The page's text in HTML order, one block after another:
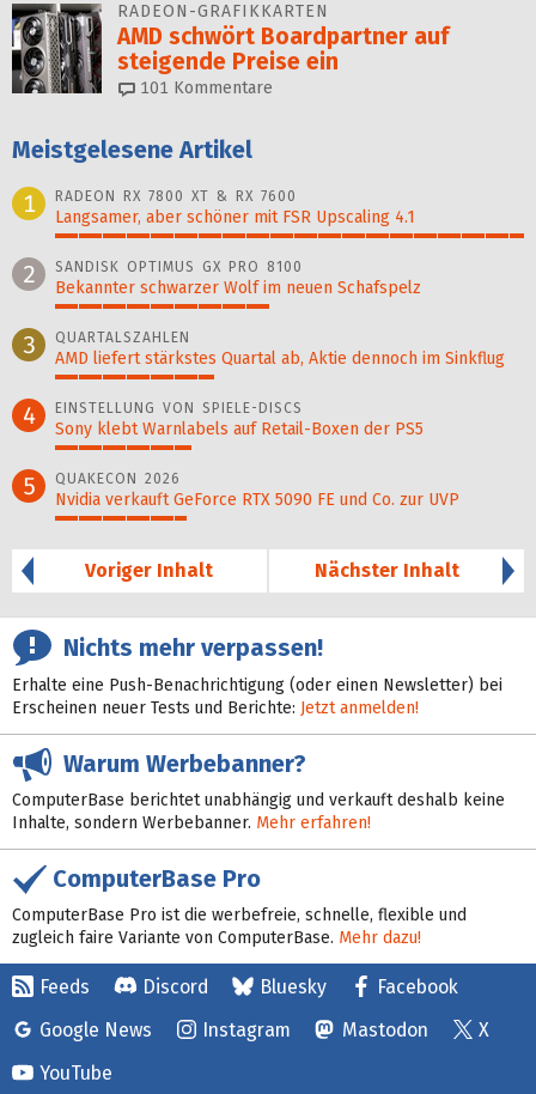
RADEON-GRAFIKKARTEN
AMD schwört Boardpartner auf
steigende Preise ein
101 Kommentare
Meistgelesene Artikel
1
RADEON RX 7800 XT & RX 7600
Langsamer, aber schöner mit FSR Upscaling 4.1
2 SANDISK OPTIMUS GX PRO 8100
Bekannter schwarzer Wolf im neuen Schafspelz
3 QUARTALSZAHLEN
AMD liefert stärkstes Quartal ab, Aktie dennoch im Sinkflug
4 EINSTELLUNG VON SPIELE-DISCS
Sony klebt Warnlabels auf Retail-Boxen der PS5
5 QUAKECON 2026
Nvidia verkauft GeForce RTX 5090 FE und Co. zur UVP
Voriger Inhalt
Nächster Inhalt
Nichts mehr verpassen!
Erhalte eine Push-Benachrichtigung (oder einen Newsletter) bei
Erscheinen neuer Tests und Berichte: Jetzt anmelden!
Warum Werbebanner?
ComputerBase berichtet unabhängig und verkauft deshalb keine
Inhalte, sondern Werbebanner. Mehr erfahren!
ComputerBase Pro
ComputerBase Pro ist die werbefreie, schnelle, flexible und
zugleich faire Variante von ComputerBase. Mehr dazu!
Feeds Discord Bluesky
Facebook
Google News
Instagram Mastodon
X
YouTube